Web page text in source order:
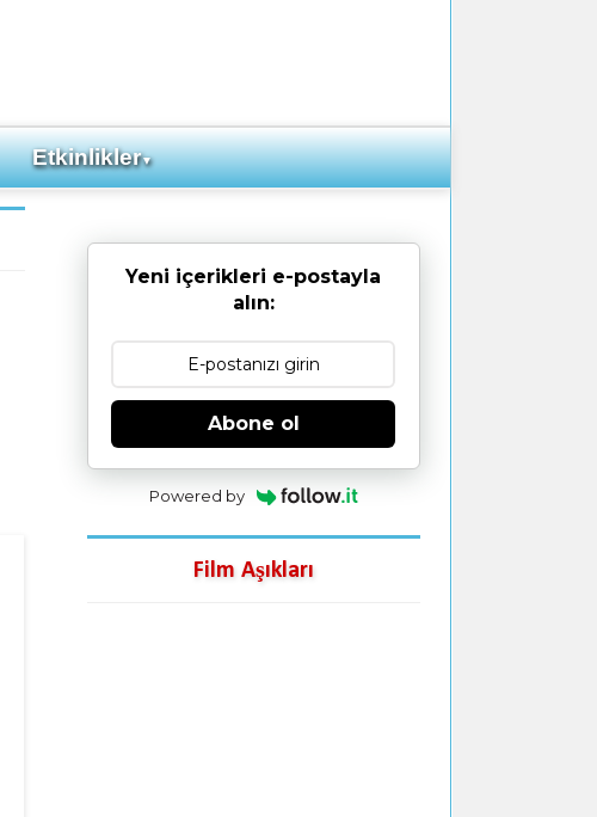
Etkinlikler▼
Yeni içerikleri e-postayla
alın:
Abone ol
Powered by
Film Aşıkları